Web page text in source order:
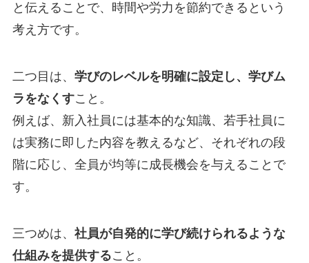
と伝えることで、時間や労力を節約できるという
考え方です。
二つ目は、 学びのレベルを明確に設定し、学びム
ラをなくすこと。
例えば、新入社員には基本的な知識、若手社員に
は実務に即した内容を教えるなど、それぞれの段
階に応じ、全員が均等に成長機会を与えることで
す。
三つめは、 社員が自発的に学び続けられるような
仕組みを提供すること。